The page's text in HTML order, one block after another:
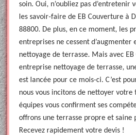
soin. Oui, n’oubliez pas d’entretenir
les savoir-faire de EB Couverture à
88800. De plus, en ce moment, les
entreprises ne cessent d’augmenter
nettoyage de terrasse. Mais avec
entreprise nettoyage de terrasse,
est lancée pour ce mois-ci. C’est
nous vous incitons de nettoyer votre
équipes vous confirment ses
offrons une terrasse propre et saine
Recevez rapidement votre devis !